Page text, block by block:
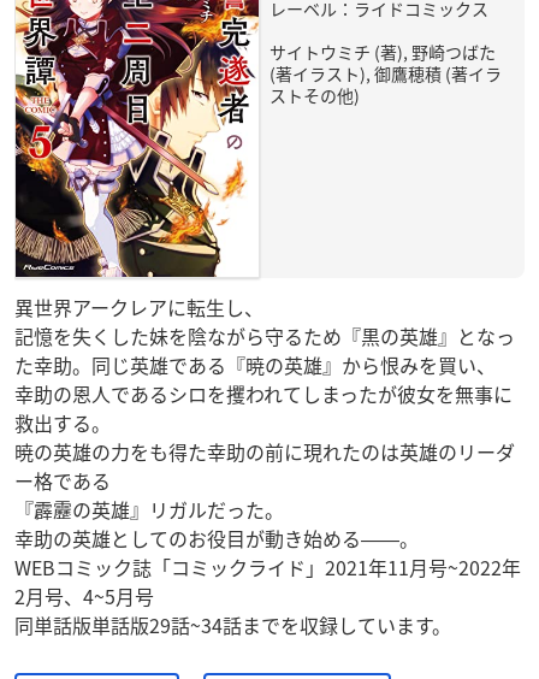
レーベル：ライドコミックス
サイトウミチ (著), 野崎つばた
(著イラスト), 御鷹穂積 (著イラ
ストその他)
異世界アークレアに転生し、
記憶を失くした妹を陰ながら守るため『黒の英雄』となっ
た幸助。同じ英雄である『暁の英雄』から恨みを買い、
幸助の恩人であるシロを攫われてしまったが彼女を無事に
救出する。
暁の英雄の力をも得た幸助の前に現れたのは英雄のリーダ
ー格である
『霹靂の英雄』リガルだった。
幸助の英雄としてのお役目が動き始める――。
WEBコミック誌「コミックライド」2021年11月号~2022年
2月号、4~5月号
同単話版単話版29話~34話までを収録しています。